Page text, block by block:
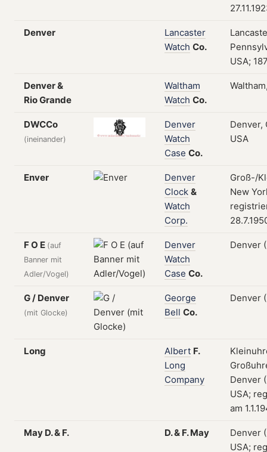
Denver
Lancaster
Watch Co.
USA;
Denver &
Rio Grande
Waltham
Watch Co.
DWCCo
(ineinander)
Denver
Watch
Case Co.
Denver,
USA
Enver
Denver
Clock &
Watch
Corp.
Groß-/
New
F O E (auf
Banner mit
Adler/Vogel)
Denver
Watch
Case Co.
Denver
G / Denver
(mit Glocke)
George
Bell Co.
Denver
Long Albert F.
Long
Company
Denver
USA;
am
May D. & F. D.& F.May
Denver
USA;